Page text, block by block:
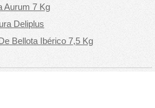
Aurum 7 Kg
Deliplus
Bellota Ibérico 7,5 Kg